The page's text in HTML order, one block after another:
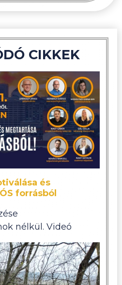
CIKKEK
és
forrásból
nélkül. Videó